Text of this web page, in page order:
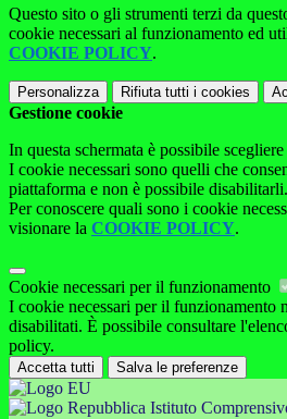
Questo sito o gli strumenti terzi da
cookie necessari al funzionamento ed
COOKIE POLICY.
Personalizza Rifiuta tutti i cookies
Gestione cookie
In questa schermata è possibile
I cookie necessari sono quelli che
piattaforma e non è possibile disabilitarli.
Per conoscere quali sono i cookie
visionare la COOKIE POLICY.
Cookie necessari per il funzionamento
I cookie necessari per il funzionamento
disabilitati. È possibile consultare
policy.
Accetta tutti Salva le preferenze
Istituto